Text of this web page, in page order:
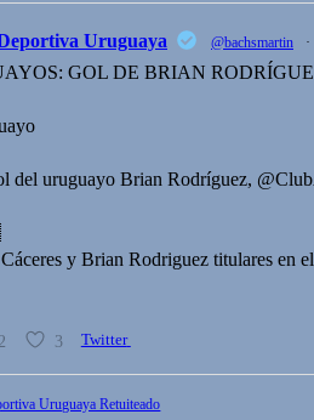
Uruguaya @bachsmartin ·
GOL DE BRIAN
del uruguayo Brian Rodríguez,
Cáceres y Brian Rodriguez titulares en
3 Twitter
Uruguaya Retuiteado